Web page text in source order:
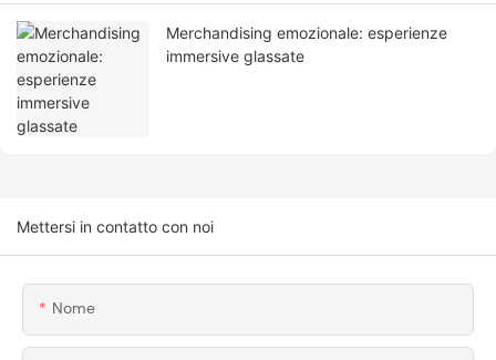
Merchandising emozionale: esperienze
immersive glassate
Mettersi in contatto con noi
Nome